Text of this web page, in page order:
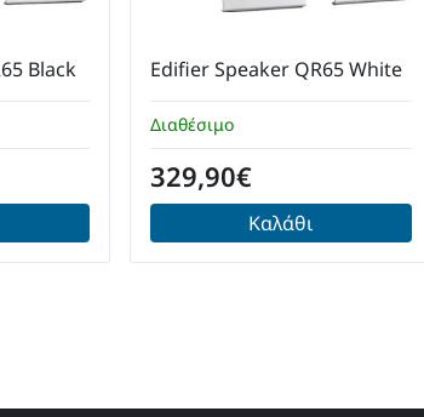
Black
Διαθέσιμο
Edifier Speaker QR65 White
329,90€
Καλάθι